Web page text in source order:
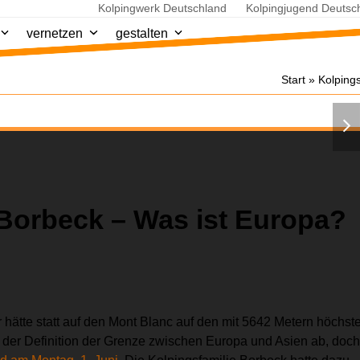
Kolpingwerk Deutschland Kolpingjugend
vernetzen gestalten
Start»
– Was ist Europa?
statt auf den Mont Blanc auf den mit 5642 Metern
Definition der Grenze zwischen Europa und Asien ab, doch